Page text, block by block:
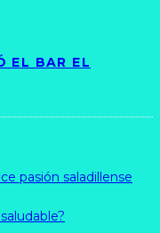
EL BAR EL
pasión saladillense